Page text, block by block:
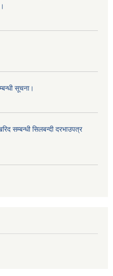
सूचना।
सम्बन्धी सिलबन्दी दरभाउपत्र